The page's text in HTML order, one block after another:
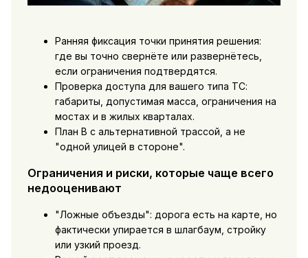
Ранняя фиксация точки принятия решения:
где вы точно свернёте или развернётесь,
если ограничения подтвердятся.
Проверка доступа для вашего типа ТС:
габариты, допустимая масса, ограничения на
мостах и в жилых кварталах.
План B с альтернативной трассой, а не
"одной улицей в стороне".
Ограничения и риски, которые чаще всего
недооценивают
"Ложные объезды": дорога есть на карте, но
фактически упирается в шлагбаум, стройку
или узкий проезд.